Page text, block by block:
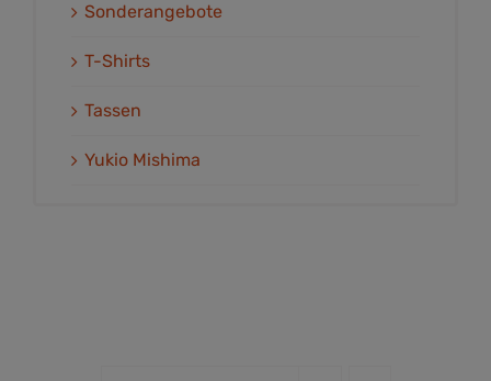
Sonderangebote
T-Shirts
Tassen
Yukio Mishima